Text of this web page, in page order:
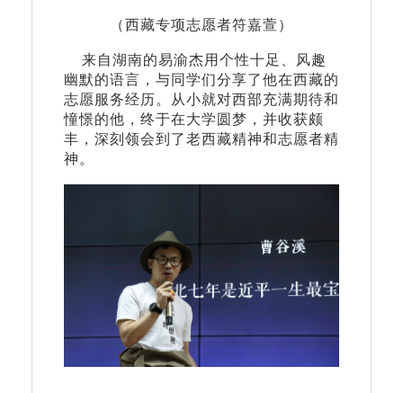
（西藏专项志愿者符嘉萱）
来自湖南的易渝杰用个性十足、风趣
幽默的语言，与同学们分享了他在西藏的
志愿服务经历。从小就对西部充满期待和
憧憬的他，终于在大学圆梦，并收获颇
丰，深刻领会到了老西藏精神和志愿者精
神。